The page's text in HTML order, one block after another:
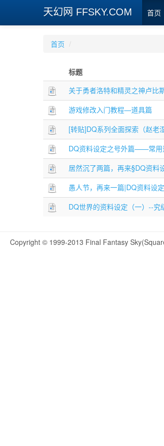
天幻网 FFSKY.COM 首页
首页 /
标题
关于勇者洛特和精灵之神卢比
游戏修改入门教程—道具篇
[转贴]DQ系列全面探索（赵老
DQ资料设定之号外篇——常用
居然沉了两篇，再来§DQ资
愚人节，再来一篇|DQ资料
DQ世界的资料设定（一）--究
Copyright © 1999-2013 Final Fantasy